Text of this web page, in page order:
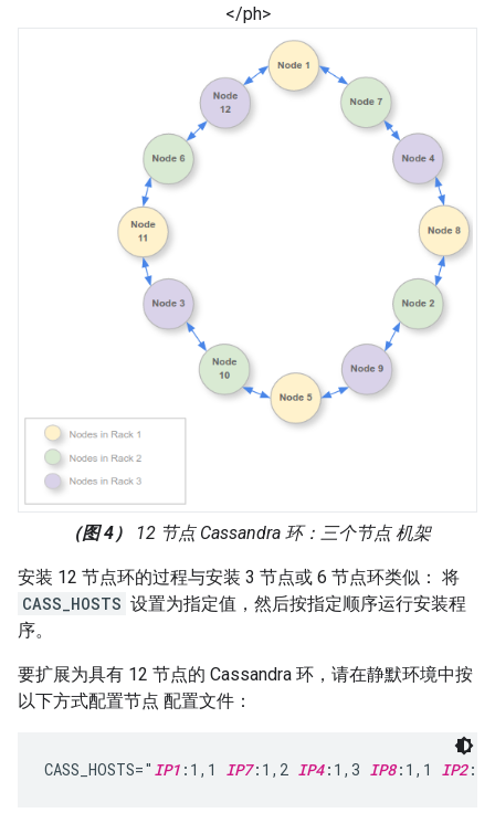
</ph>
（图 4） 12 节点 Cassandra 环：三个节点 机架
安装 12 节点环的过程与安装 3 节点或 6 节点环类似： 将
CASS_HOSTS 设置为指定值，然后按指定顺序运行安装程
序。
要扩展为具有 12 节点的 Cassandra 环，请在静默环境中按
以下方式配置节点 配置文件：
CASS_HOSTS=" IP1 :1,1 IP7:1,2 IP4:1,3 IP8:1,1 IP2